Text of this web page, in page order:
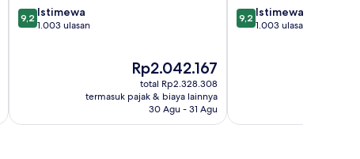
9.2
dari
9,2 Istimewa
1.003 ulasan
Harga
sekarang
Rp2.042.167
Rp2.042.167
total Rp2.328.308
termasuk pajak & biaya lainnya
30 Agu - 31 Agu
9.2
dari
9,2 Istimewa
1.003 ulasan